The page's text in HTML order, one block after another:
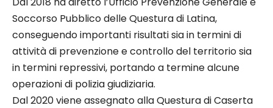
Soccorso Pubblico delle Questura di Latina,
conseguendo importanti risultati sia in termini di
attività di prevenzione e controllo del territorio sia
in termini repressivi, portando a termine alcune
operazioni di polizia giudiziaria.
Dal 2020 viene assegnato alla Questura di Caserta